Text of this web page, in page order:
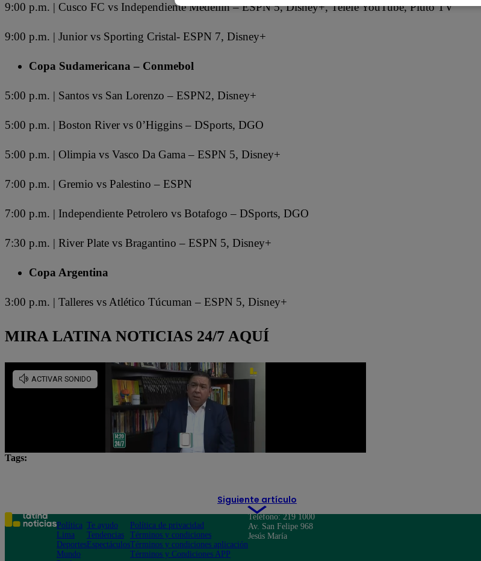
9:00 p.m. | Cusco FC vs Independiente Medellín – ESPN 5, Disney+, Telefé YouTube, Pluto TV
9:00 p.m. | Junior vs Sporting Cristal- ESPN 7, Disney+
Copa Sudamericana – Conmebol
5:00 p.m. | Santos vs San Lorenzo – ESPN2, Disney+
5:00 p.m. | Boston River vs 0’Higgins – DSports, DGO
5:00 p.m. | Olimpia vs Vasco Da Gama – ESPN 5, Disney+
7:00 p.m. | Gremio vs Palestino – ESPN
7:00 p.m. | Independiente Petrolero vs Botafogo – DSports, DGO
7:30 p.m. | River Plate vs Bragantino – ESPN 5, Disney+
Copa Argentina
3:00 p.m. | Talleres vs Atlético Túcuman – ESPN 5, Disney+
MIRA LATINA NOTICIAS 24/7 AQUÍ
Tags:
Siguiente artículo
Política
Lima
Deportes
Mundo
Te ayudo
Tendencias
Espectáculos
Política de privacidad
Términos y condiciones
Términos y condiciones aplicación
Términos y Condiciones APP
Teléfono: 219 1000
Av. San Felipe 968
Jesús María